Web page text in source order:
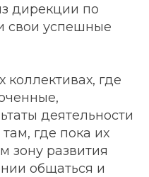
дирекции по
свои успешные
коллективах, где
деятельности
где пока их
зону развития
общаться и